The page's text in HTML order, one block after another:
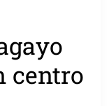
centro